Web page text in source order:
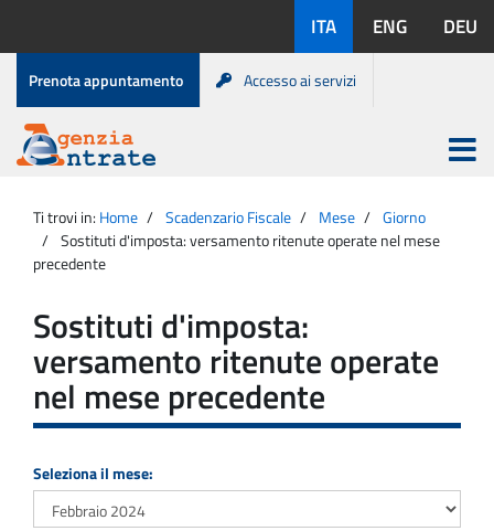
contenuto
disponibili:
ITA ENG DEU
Menu
di
servizio
Prenota appuntamento Accesso ai servizi
Agenzia
Entrate
Apri
menu
principale
Ti trovi in: Home Scadenzario Fiscale Mese
Giorno
Sostituti d'imposta: versamento ritenute operate nel mese
precedente
Sostituti d'imposta:
versamento ritenute operate
nel mese precedente
Seleziona il mese: